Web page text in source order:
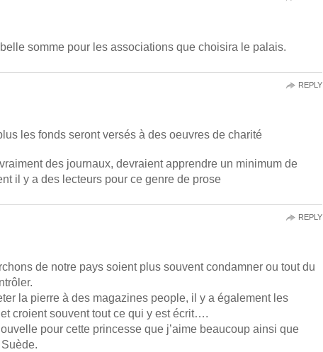
somme pour les associations que choisira le palais.
les fonds seront versés à des oeuvres de charité
des journaux, devraient apprendre un minimum de
il y a des lecteurs pour ce genre de prose
REPLY
de notre pays soient plus souvent condamner ou tout du
la pierre à des magazines people, il y a également les
croient souvent tout ce qui y est écrit….
pour cette princesse que j’aime beaucoup ainsi que
REPLY